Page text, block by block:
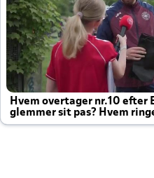
Hvem overtager nr.10 efter
glemmer sit pas? Hvem
altid til efter kampe?